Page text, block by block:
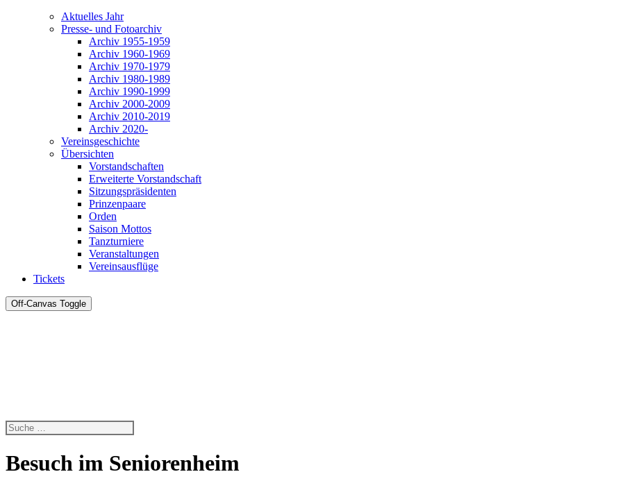
Aktuelles Jahr
Presse- und Fotoarchiv
Archiv 1955-1959
Archiv 1960-1969
Archiv 1970-1979
Archiv 1980-1989
Archiv 1990-1999
Archiv 2000-2009
Archiv 2010-2019
Archiv 2020-
Vereinsgeschichte
Übersichten
Vorstandschaften
Erweiterte Vorstandschaft
Sitzungspräsidenten
Prinzenpaare
Orden
Saison Mottos
Tanzturniere
Veranstaltungen
Vereinsausflüge
Tickets
Off-Canvas Toggle
Besuch im Seniorenheim